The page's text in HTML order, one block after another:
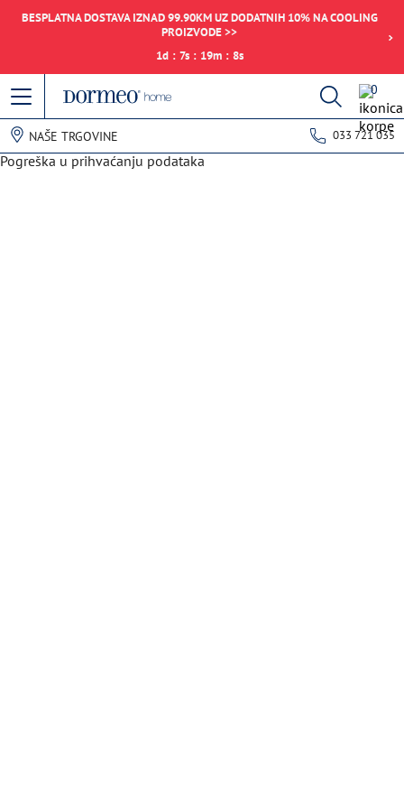
BESPLATNA DOSTAVA IZNAD 99.90KM UZ DODATNIH 10% NA COOLING
PROIZVODE >>
1d : 7s : 19m : 8s
0
NAŠE TRGOVINE 033 721 035
Pogreška u prihvaćanju podataka